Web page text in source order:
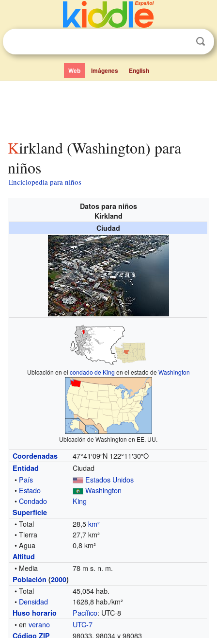
Web Imágenes English
Kirkland (Washington) para
niños
Enciclopedia para niños
Datos para niños
Kirkland
Ciudad
Ubicación en el condado de King en el estado de Washington
Ubicación de Washington en EE. UU.
Coordenadas 47°41′09″N 122°11′30″O
Entidad
Ciudad
• País
Estados Unidos
• Estado
Washington
•Condado King
Superficie
• Total 28,5km²
• Tierra
27,7 km²
• Agua
0,8 km²
Altitud
• Media 78 m s. n. m.
Población (2000)
• Total
45,054 hab.
• Densidad 1628,8 hab./km²
Huso horario Pacífico: UTC-8
• enverano UTC-7
Código ZIP 98033, 98034 y 98083